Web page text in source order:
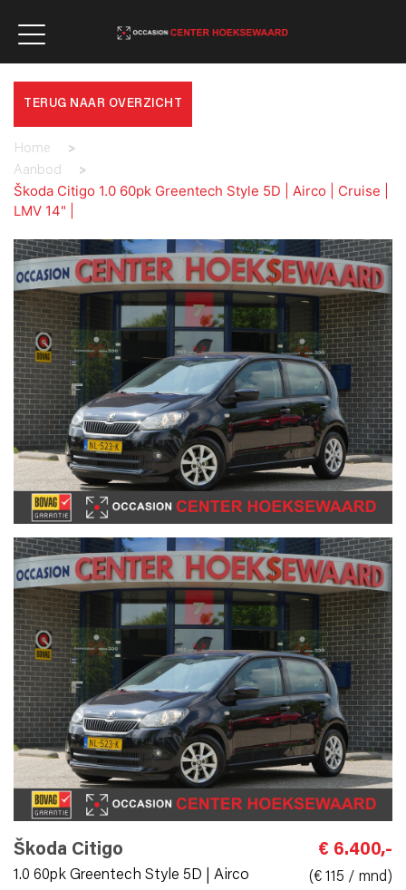
TERUG NAAR OVERZICHT
Home
>
Aanbod
>
Škoda Citigo 1.0 60pk Greentech Style 5D | Airco | Cruise |
LMV 14" |
Škoda Citigo
1.0 60pk Greentech Style 5D | Airco
€ 6.400,-
(€ 115 / mnd)